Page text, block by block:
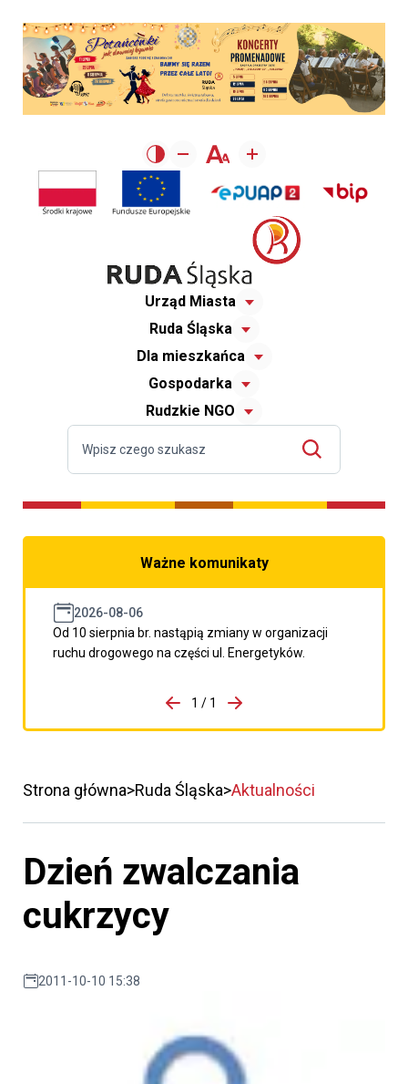
Urząd Miasta
Ruda Śląska
Dla mieszkańca
Gospodarka
Rudzkie NGO
Ważne komunikaty
2026-08-06
Od 10 sierpnia br. nastąpią zmiany w organizacji
ruchu drogowego na części ul. Energetyków.
porzpedniego komunikatu
1 / 1
Przejdź do następnego
Strona główna Ruda Śląska Aktualności
Dzień zwalczania
cukrzycy
2011-10-10 15:38